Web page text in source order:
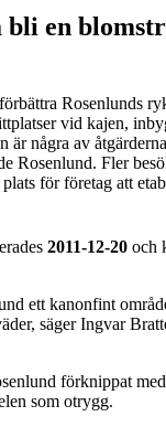
bli en
Rosenlunds
vid kajen,
är några av
Rosenlund. Fler
för företag att
2011-12-20 och
ett kanonfint
säger Ingvar
förknippat
som otrygg.